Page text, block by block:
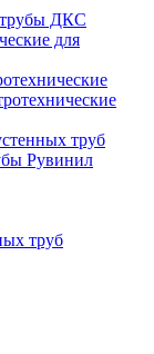
трубы ДКС
для
труб
Рувинил
труб